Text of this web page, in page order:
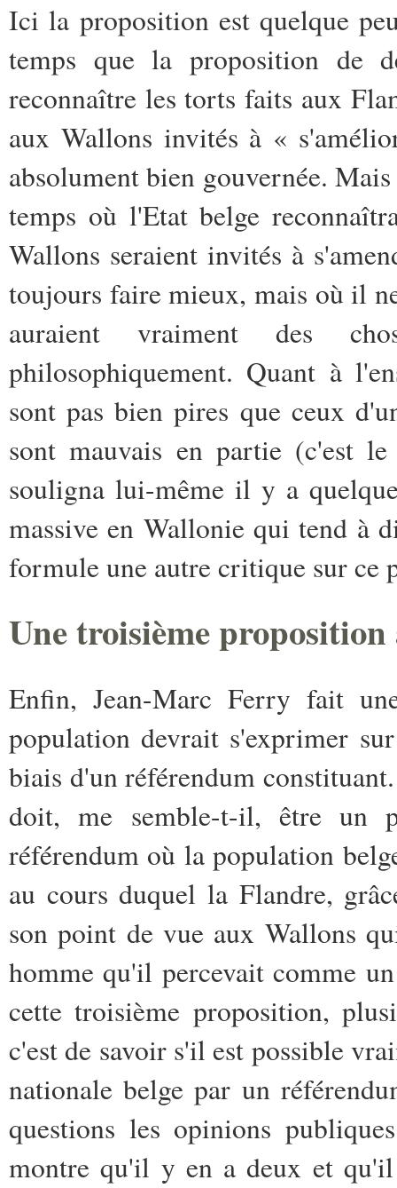
Ici la proposition est quelque
temps que la proposition de
reconnaître les torts faits aux
aux Wallons invités à «
absolument bien gouvernée.
temps où l'Etat belge
Wallons seraient invités à
toujours faire mieux, mais où il
auraient vraiment des
philosophiquement. Quant à
sont pas bien pires que ceux
sont mauvais en partie (c'est
souligna lui-même il y a
massive en Wallonie qui tend à
formule une autre critique sur ce
Une troisième proposition
Enfin, Jean-Marc Ferry fait
population devrait s'exprimer
biais d'un référendum
doit, me semble-t-il, être un
référendum où la population
au cours duquel la Flandre,
son point de vue aux Wallons
homme qu'il percevait comme
cette troisième proposition,
c'est de savoir s'il est possible
nationale belge par un
questions les opinions
montre qu'il y en a deux et